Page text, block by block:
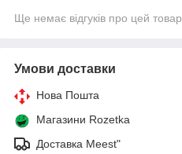
Ще немає відгуків про цей товар
Умови доставки
Нова Пошта
Магазини Rozetka
Доставка Meest"